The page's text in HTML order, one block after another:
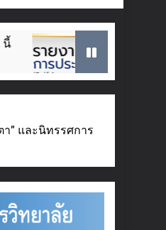
การศึกษา 2568
” และนิทรรศการ